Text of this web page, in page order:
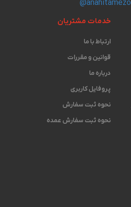
خدمات مشتریان
ارتباط با ما
قوانین و مقررات
درباره ما
پروفایل کاربری
نحوه ثبت سفارش
نحوه ثبت سفارش عمده